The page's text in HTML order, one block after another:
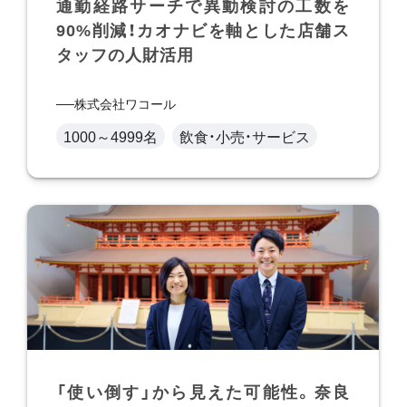
90%削減！カオナビを軸とした店舗ス
タッフの人財活用
株式会社ワコール
1000～4999名 飲食・小売・サービス
「使い倒す」から見えた可能性。奈良